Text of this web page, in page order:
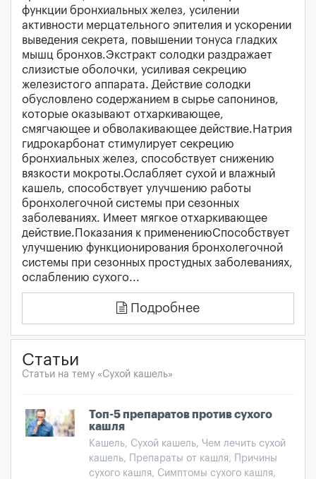
функции бронхиальных желез, усилении
активности мерцательного эпителия и ускорении
выведения секрета, повышении тонуса гладких
мышц бронхов.Экстракт солодки раздражает
слизистые оболочки, усиливая секрецию
железистого аппарата. Действие солодки
обусловлено содержанием в сырье сапонинов,
которые оказывают отхаркивающее,
смягчающее и обволакивающее действие.Натрия
гидрокарбонат стимулирует секрецию
бронхиальных желез, способствует снижению
вязкости мокроты.Ослабляет сухой и влажный
кашель, способствует улучшению работы
бронхолегочной системы при сезонных
заболеваниях. Имеет мягкое отхаркивающее
действие.Показания к применениюСпособствует
улучшению функционирования бронхолегочной
системы при сезонных простудных заболеваниях,
ослаблению сухого...
Подробнее
Статьи
Статьи на тему «Сухой кашель»
Топ-5 препаратов против сухого
кашля
Кашель, Сухой кашель, Чем лечить сухой
кашель, Препараты от кашля, Причины
сухого кашля, Симптомы сухого кашля,